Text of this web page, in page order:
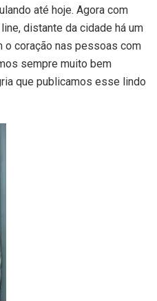
até hoje. Agora com
distante da cidade há um
o coração nas pessoas com
sempre muito bem
que publicamos esse lindo